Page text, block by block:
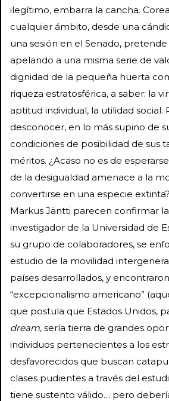
ilegítimo, embarra la cancha.
cualquier ámbito, desde una
una sesión en el Senado,
apelando a una misma serie de
dignidad de la pequeña huerta
riqueza estratosférica, a saber: la
aptitud individual, la utilidad
desconocer, en lo más supino de
condiciones de posibilidad de sus
méritos. ¿Acaso no es de
de la desigualdad amenace a la
convertirse en una especie
Markus Jäntti parecen confirmar
investigador de la Universidad de
su grupo de colaboradores, se
estudio de la movilidad
países desarrollados, y
“excepcionalismo americano”
que postula que Estados Unidos,
dream, sería tierra de grandes
individuos pertenecientes a los
desfavorecidos que buscan
clases pudientes a través del
tiene sustento válido… pero